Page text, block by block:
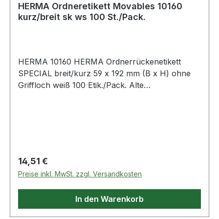
HERMA Ordneretikett Movables 10160
kurz/breit sk ws 100 St./Pack.
HERMA 10160 HERMA Ordnerrückenetikett
SPECIAL breit/kurz 59 x 192 mm (B x H) ohne
Griffloch weiß 100 Etik./Pack. Alte
Verarbeitung durch Rundum-Sicherheitskante
und optimale Planlage.
Regulärer Preis:
14,51 €
Preise inkl. MwSt. zzgl. Versandkosten
In den Warenkorb